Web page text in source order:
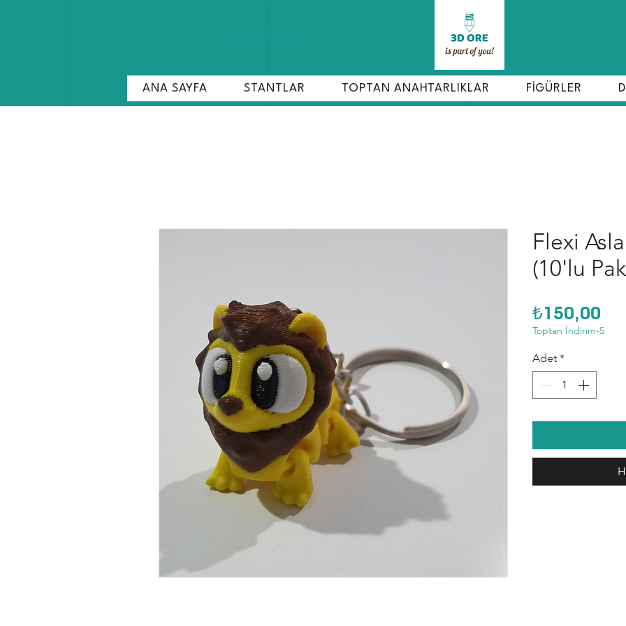
ANA SAYFA STANTLAR TOPTAN ANAHTARLIKLAR FİGÜRLER
Flexi
(10'lu
₺150,00
Toptan İndirim-5
Adet *